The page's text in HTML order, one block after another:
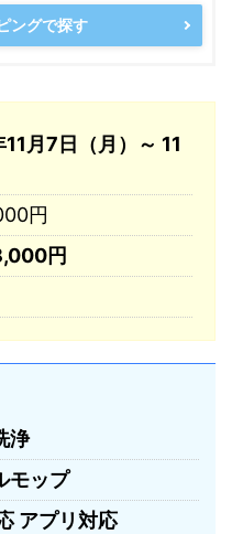
ングで探す
月7日（月）～ 11
円
円
浄
モップ
アプリ対応